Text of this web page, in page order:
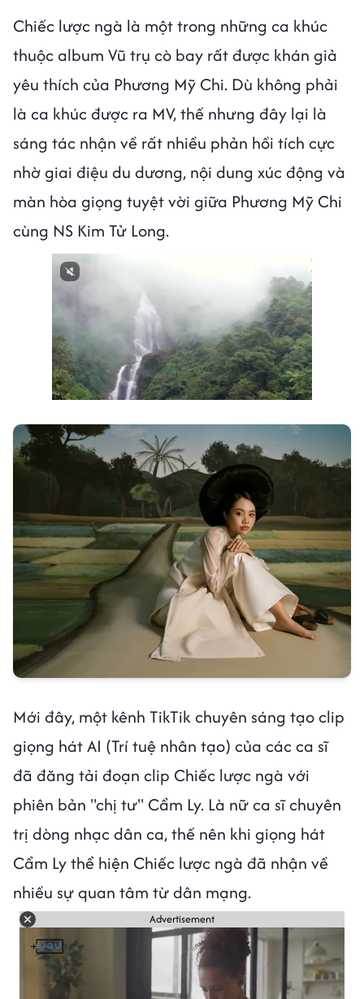
Chiếc lược ngà là một trong những ca khúc
thuộc album Vũ trụ cò bay rất được khán giả
yêu thích của Phương Mỹ Chi. Dù không phải
là ca khúc được ra MV, thế nhưng đây lại là
sáng tác nhận về rất nhiều phản hồi tích cực
nhờ giai điệu du dương, nội dung xúc động và
màn hòa giọng tuyệt vời giữa Phương Mỹ Chi
cùng NS Kim Tử Long.
Mới đây, một kênh TikTik chuyên sáng tạo clip
giọng hát AI (Trí tuệ nhân tạo) của các ca sĩ
đã đăng tải đoạn clip Chiếc lược ngà với
phiên bản "chị tư" Cẩm Ly. Là nữ ca sĩ chuyên
trị dòng nhạc dân ca, thế nên khi giọng hát
Cẩm Ly thể hiện Chiếc lược ngà đã nhận về
nhiều sự quan tâm từ dân mạng.
Advertisement